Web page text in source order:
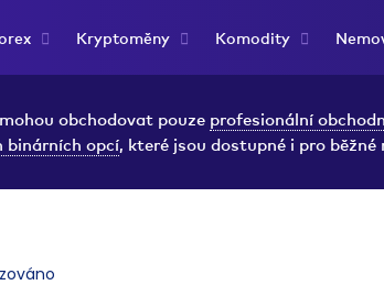
obchodovat pouze profesionální
opcí, které jsou dostupné i pro
Kryptoměny Komodity